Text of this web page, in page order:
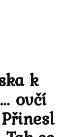
k
ovčí